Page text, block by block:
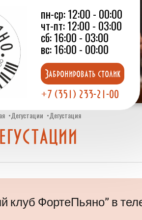
пн-ср: 12:00 - 00:00
чт-пт: 12:00 - 03:00
сб: 16:00 - 03:00
вс: 16:00 - 00:00
Забронировать столик
+7 (351) 233-21-00
Дегустации Дегустация
клуб ФортеПьяно” в